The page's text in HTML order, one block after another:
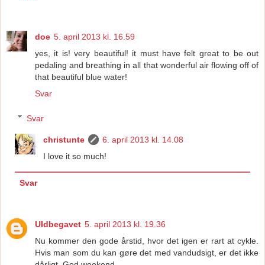
doe 5. april 2013 kl. 16.59
yes, it is! very beautiful! it must have felt great to be out
pedaling and breathing in all that wonderful air flowing off of
that beautiful blue water!
Svar
Svar
christunte
6. april 2013 kl. 14.08
I love it so much!
Svar
Uldbegavet 5. april 2013 kl. 19.36
Nu kommer den gode årstid, hvor det igen er rart at cykle.
Hvis man som du kan gøre det med vandudsigt, er det ikke